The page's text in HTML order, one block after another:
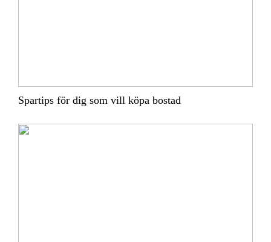
Spartips för dig som vill köpa bostad